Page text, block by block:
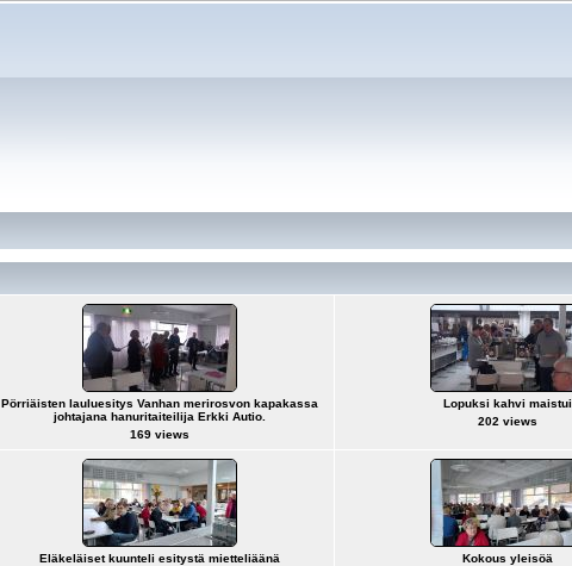
Pörriäisten lauluesitys Vanhan merirosvon kapakassa
johtajana hanuritaiteilija Erkki Autio.
169 views
Lopuksi kahvi maistui
202 views
Eläkeläiset kuunteli esitystä mietteliäänä
Kokous yleisöä